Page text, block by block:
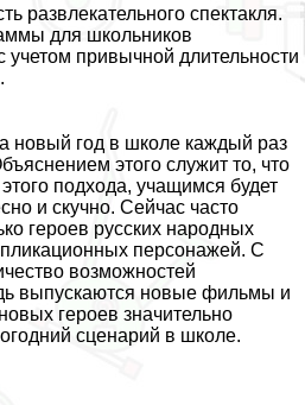
развлекательного спектакля.
для школьников
учетом привычной длительности
новый год в школе каждый раз
этого служит то, что
этого подхода, учащимся будет
и скучно. Сейчас часто
героев русских народных
персонажей. С
возможностей
выпускаются новые фильмы и
героев значительно
сценарий в школе.